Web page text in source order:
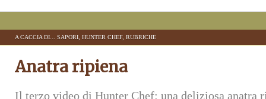
A CACCIA DI... SAPORI HUNTER CHEF, RUBRICHE
Anatra ripiena
Il terzo video di Hunter Chef: una deliziosa anatra